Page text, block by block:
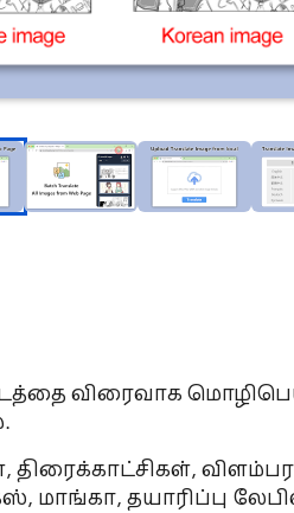
விரைவாக
திரைக்காட்சிகள்,
மாங்கா, தயாரிப்பு